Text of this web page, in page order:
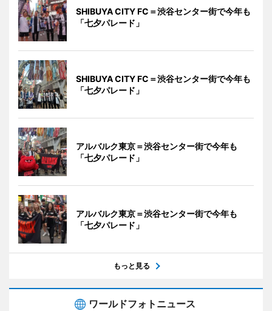
SHIBUYA CITY FC＝渋谷センター街で今年も
「七夕パレード」
SHIBUYA CITY FC＝渋谷センター街で今年も
「七夕パレード」
アルバルク東京＝渋谷センター街で今年も
「七夕パレード」
アルバルク東京＝渋谷センター街で今年も
「七夕パレード」
もっと見る
ワールドフォトニュース